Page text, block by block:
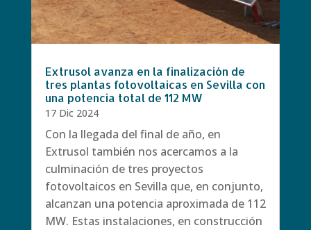
Extrusol avanza en la finalización de
tres plantas fotovoltaicas en Sevilla con
una potencia total de 112 MW
17 Dic 2024
Con la llegada del final de año, en
Extrusol también nos acercamos a la
culminación de tres proyectos
fotovoltaicos en Sevilla que, en conjunto,
alcanzan una potencia aproximada de 112
MW. Estas instalaciones, en construcción